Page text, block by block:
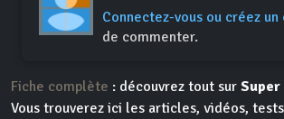
Connectez-vous ou créez un
de commenter.
Fiche complète : découvrez tout sur
Vous trouverez ici les articles, vidéos,